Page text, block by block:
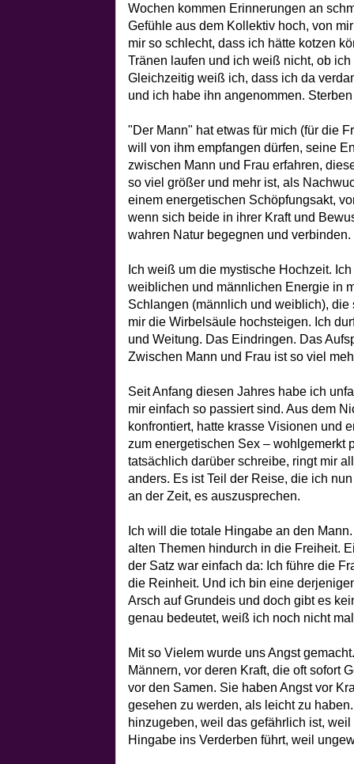
Wochen kommen Erinnerungen an
Gefühle aus dem Kollektiv hoch, von
mir so schlecht, dass ich hätte kotzen
Tränen laufen und ich weiß nicht, ob
Gleichzeitig weiß ich, dass ich da
und ich habe ihn angenommen.
"Der Mann" hat etwas für mich (für die
will von ihm empfangen dürfen, seine
zwischen Mann und Frau erfahren,
so viel größer und mehr ist, als
einem energetischen Schöpfungsakt,
wenn sich beide in ihrer Kraft und
wahren Natur begegnen und verbinden.
Ich weiß um die mystische Hochzeit.
weiblichen und männlichen Energie in
Schlangen (männlich und weiblich),
mir die Wirbelsäule hochsteigen. Ich
und Weitung. Das Eindringen. Das
Zwischen Mann und Frau ist so viel
Seit Anfang diesen Jahres habe ich
mir einfach so passiert sind. Aus dem
konfrontiert, hatte krasse Visionen und
zum energetischen Sex – wohlgemerkt
tatsächlich darüber schreibe, ringt mir
anders. Es ist Teil der Reise, die ich
an der Zeit, es auszusprechen.
Ich will die totale Hingabe an den
alten Themen hindurch in die Freiheit.
der Satz war einfach da: Ich führe die
die Reinheit. Und ich bin eine
Arsch auf Grundeis und doch gibt es
genau bedeutet, weiß ich noch nicht
Mit so Vielem wurde uns Angst
Männern, vor deren Kraft, die oft sofort
vor den Samen. Sie haben Angst vor
gesehen zu werden, als leicht zu
hinzugeben, weil das gefährlich ist,
Hingabe ins Verderben führt, weil